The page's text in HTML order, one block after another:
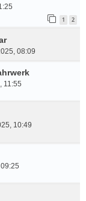
1 2
08:09
11:55
10:49